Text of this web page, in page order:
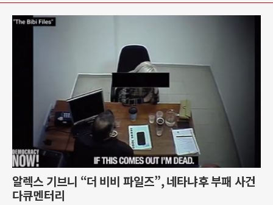
알렉스 기브니 “더 비비 파일즈”, 네타냐후 부패 사건
다큐멘터리